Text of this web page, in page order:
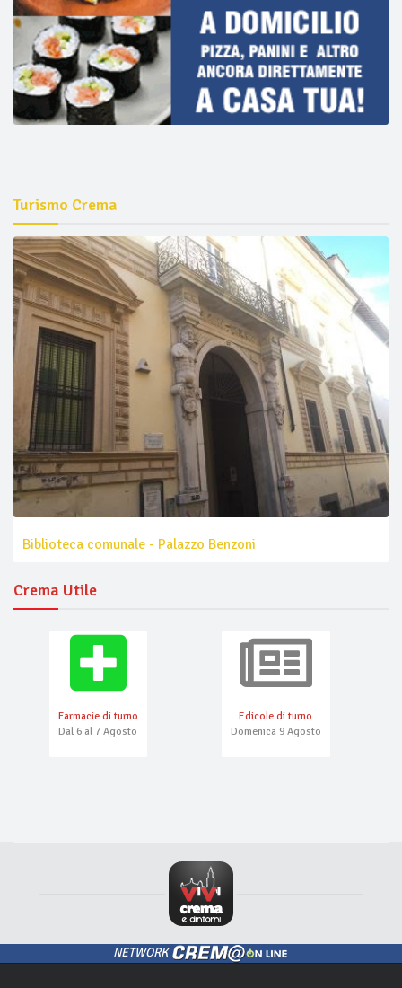
Turismo Crema
Biblioteca comunale - Palazzo Benzoni
Crema Utile
Farmacie di turno
Dal 6 al 7 Agosto
Edicole di turno
Domenica 9 Agosto
NETWORK